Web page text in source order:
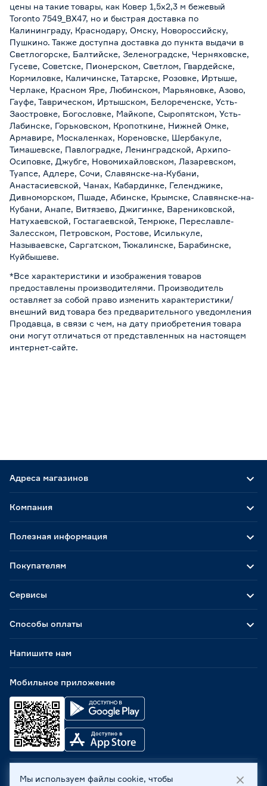
цены на такие товары, как Ковер 1,5х2,3 м бежевый
Toronto 7549_BX47, но и быстрая доставка по
Калининграду, Краснодару, Омску, Новороссийску,
Пушкино. Также доступна доставка до пункта выдачи в
Светлогорске, Балтийске, Зеленоградске, Черняховске,
Гусеве, Советске, Пионерском, Светлом, Гвардейске,
Кормиловке, Каличинске, Татарске, Розовке, Иртыше,
Черлаке, Красном Яре, Любинском, Марьяновке, Азово,
Гауфе, Таврическом, Иртышском, Белореченске, Усть-
Заостровке, Богословке, Майкопе, Сыропятском, Усть-
Лабинске, Горьковском, Кропоткине, Нижней Омке,
Армавире, Москаленках, Кореновске, Шербакуле,
Тимашевске, Павлоградке, Ленинградской, Архипо-
Осиповке, Джубге, Новомихайловском, Лазаревском,
Туапсе, Адлере, Сочи, Славянске-на-Кубани,
Анастасиевской, Чанах, Кабардинке, Геленджике,
Дивноморском, Пшаде, Абинске, Крымске, Славянске-на-
Кубани, Анапе, Витязево, Джигинке, Варениковской,
Натухаевской, Гостагаевской, Темрюке, Переславле-
Залесском, Петровском, Ростове, Исилькуле,
Называевске, Саргатском, Тюкалинске, Барабинске,
Куйбышеве.
*Все характеристики и изображения товаров
предоставлены производителями. Производитель
оставляет за собой право изменить характеристики/
внешний вид товара без предварительного уведомления
Продавца, в связи с чем, на дату приобретения товара
они могут отличаться от представленных на настоящем
интернет-сайте.
Адреса магазинов
Способы оплаты
Мобильное приложение
Компания
Полезная информация
Покупателям
Сервисы
Напишите нам
ООО «Бауцентр Рус» 2004 -2026, 236029, г. Калининград,
Мы используем файлы cookie, чтобы